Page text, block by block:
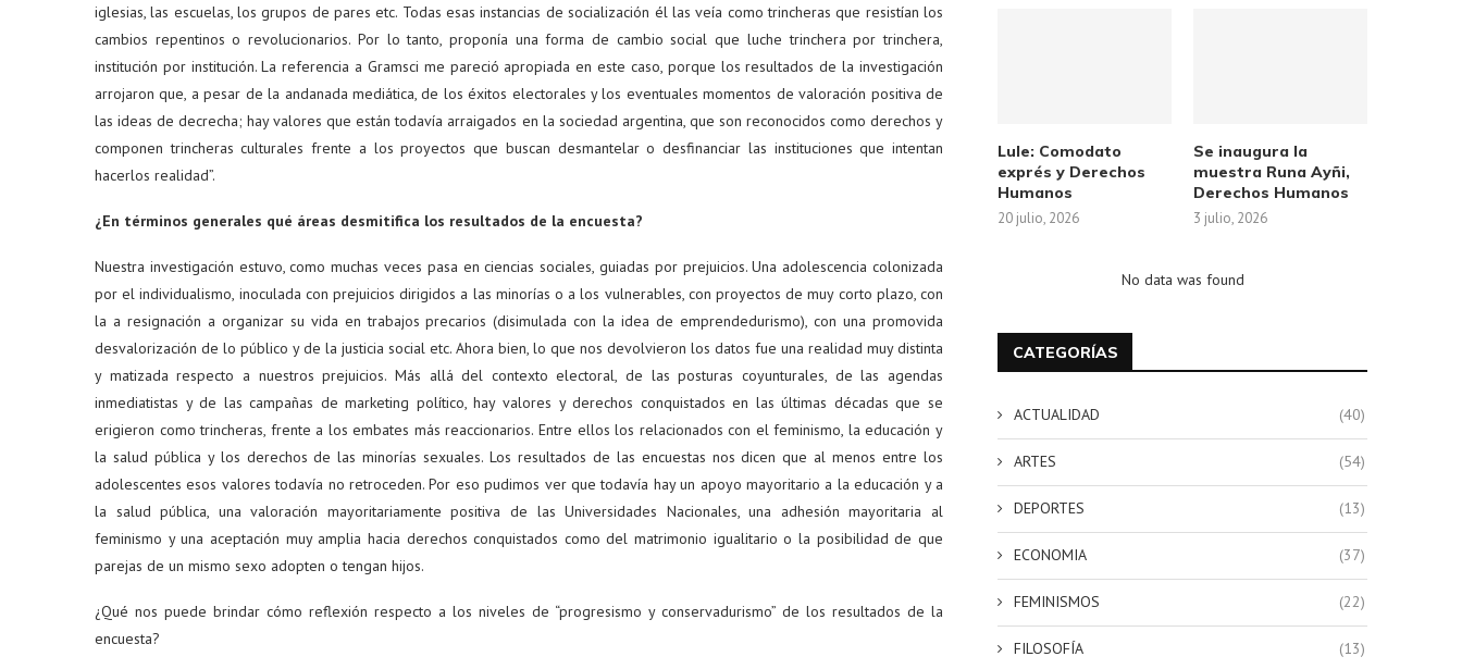
iglesias, las escuelas, los grupos de pares etc. Todas esas instancias de socialización él las veía como trincheras que resistían los
cambios repentinos o revolucionarios. Por lo tanto, proponía una forma de cambio social que luche trinchera por trinchera,
institución por institución. La referencia a Gramsci me pareció apropiada en este caso, porque los resultados de la investigación
arrojaron que, a pesar de la andanada mediática, de los éxitos electorales y los eventuales momentos de valoración positiva de
las ideas de decrecha; hay valores que están todavía arraigados en la sociedad argentina, que son reconocidos como derechos y
componen trincheras culturales frente a los proyectos que buscan desmantelar o desfinanciar las instituciones que intentan
hacerlos realidad”.
¿En términos generales qué áreas desmitifica los resultados de la encuesta?
Nuestra investigación estuvo, como muchas veces pasa en ciencias sociales, guiadas por prejuicios. Una adolescencia colonizada
por el individualismo, inoculada con prejuicios dirigidos a las minorías o a los vulnerables, con proyectos de muy corto plazo, con
la a resignación a organizar su vida en trabajos precarios (disimulada con la idea de emprendedurismo), con una promovida
desvalorización de lo público y de la justicia social etc. Ahora bien, lo que nos devolvieron los datos fue una realidad muy distinta
y matizada respecto a nuestros prejuicios. Más allá del contexto electoral, de las posturas coyunturales, de las agendas
inmediatistas y de las campañas de marketing político, hay valores y derechos conquistados en las últimas décadas que se
erigieron como trincheras, frente a los embates más reaccionarios. Entre ellos los relacionados con el feminismo, la educación y
la salud pública y los derechos de las minorías sexuales. Los resultados de las encuestas nos dicen que al menos entre los
adolescentes esos valores todavía no retroceden. Por eso pudimos ver que todavía hay un apoyo mayoritario a la educación y a
la salud pública, una valoración mayoritariamente positiva de las Universidades Nacionales, una adhesión mayoritaria al
feminismo y una aceptación muy amplia hacia derechos conquistados como del matrimonio igualitario o la posibilidad de que
parejas de un mismo sexo adopten o tengan hijos.
¿Qué nos puede brindar cómo reflexión respecto a los niveles de “progresismo y conservadurismo” de los resultados de la
encuesta?
Lule: Comodato
exprés y Derechos
Humanos
20 julio, 2026
Se inaugura la
muestra Runa Ayñi,
Derechos Humanos
3 julio, 2026
No data was found
CATEGORÍAS
ACTUALIDAD (40)
ARTES (54)
DEPORTES (13)
ECONOMIA (37)
FEMINISMOS (22)
FILOSOFÍA (13)